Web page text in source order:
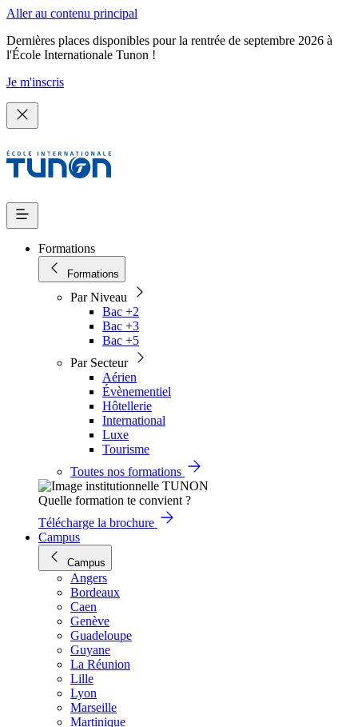
Aller au contenu principal
Dernières places disponibles pour la rentrée de septembre 2026 à
l'École Internationale Tunon !
Je m'inscris
Formations
Formations
Par Niveau
Bac +2
Bac +3
Bac +5
Par Secteur
Aérien
Évènementiel
Hôtellerie
International
Luxe
Tourisme
Toutes nos formations
Quelle formation te convient ?
Télécharge la brochure
Campus
Campus
Angers
Bordeaux
Caen
Genève
Guadeloupe
Guyane
La Réunion
Lille
Lyon
Marseille
Martinique